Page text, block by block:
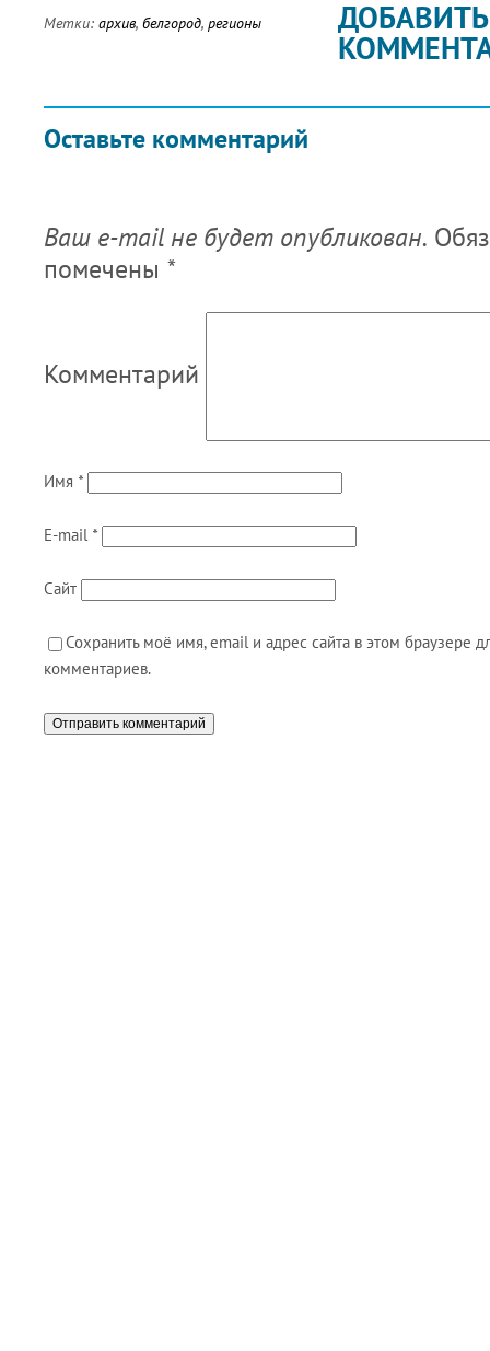
Метки: архив, белгород, регионы
Оставьте комментарий
ДОБАВИТЬ
Ваш e-mail не будет опубликован.
помечены *
Комментарий
Имя *
E-mail *
Сайт
Сохранить моё имя, email и адрес сайта в этом браузере
комментариев.